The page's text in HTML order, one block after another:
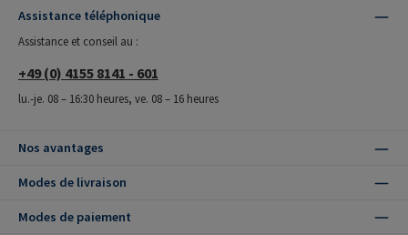
Assistance téléphonique
Assistance et conseil au :
+49 (0) 4155 8141 - 601
lu.-je. 08 – 16:30 heures, ve. 08 – 16 heures
Nos avantages
Modes de livraison
Modes de paiement